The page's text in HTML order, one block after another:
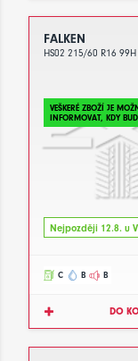
FALKEN
HS02 215/60 R16 99H
VEŠKERÉ ZBOŽÍ JE
INFORMOVAT, KDY
Nejpozději 12.8. u
C B B
DO